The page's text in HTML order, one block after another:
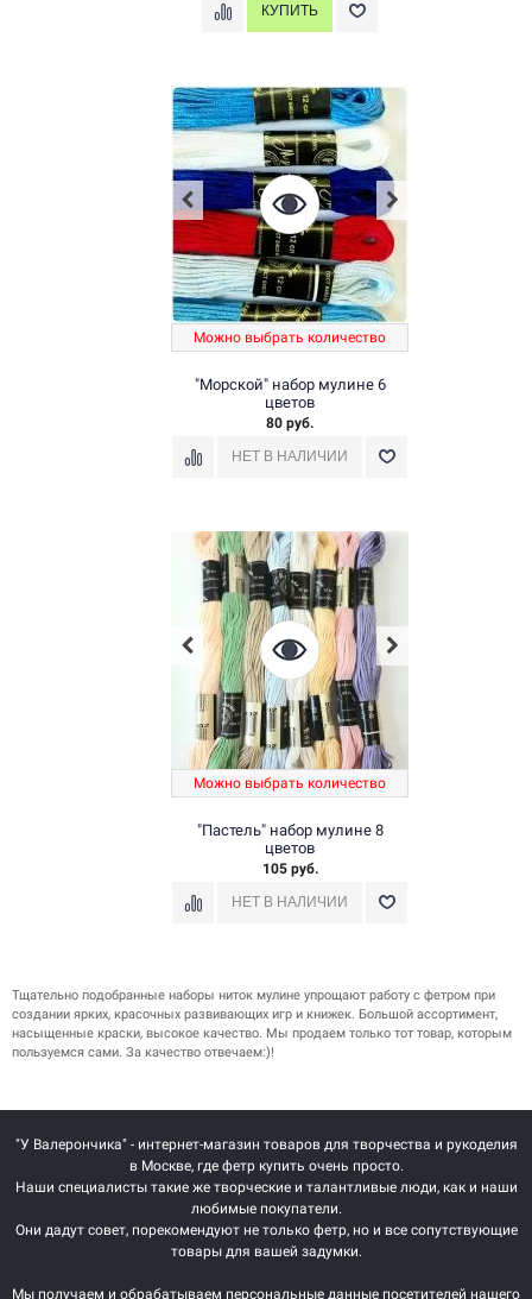
Можно выбрать количество
"Морской" набор мулине 6
цветов
80 руб.
Можно выбрать количество
"Пастель" набор мулине 8
цветов
105 руб.
Тщательно подобранные наборы ниток мулине упрощают работу с фетром при
создании ярких, красочных развивающих игр и книжек. Большой ассортимент,
насыщенные краски, высокое качество. Мы продаем только тот товар, которым
пользуемся сами. За качество отвечаем:)!
"У Валерончика" - интернет-магазин товаров для творчества и рукоделия
в Москве, где фетр купить очень просто.
Наши специалисты такие же творческие и талантливые люди, как и наши
любимые покупатели.
Они дадут совет, порекомендуют не только фетр, но и все сопутствующие
товары для вашей задумки.
Мы получаем и обрабатываем персональные данные посетителей нашего